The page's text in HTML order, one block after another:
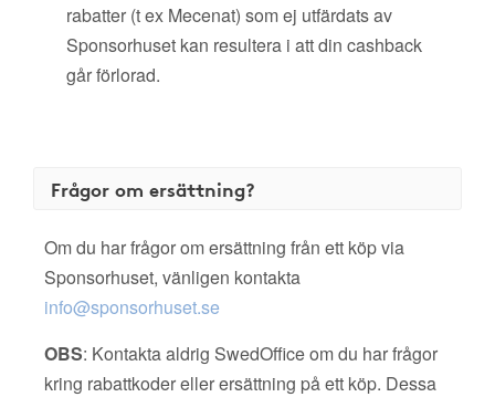
rabatter (t ex Mecenat) som ej utfärdats av
Sponsorhuset kan resultera i att din cashback
går förlorad.
Frågor om ersättning?
Om du har frågor om ersättning från ett köp via
Sponsorhuset, vänligen kontakta
info@sponsorhuset.se
OBS: Kontakta aldrig SwedOffice om du har frågor
kring rabattkoder eller ersättning på ett köp. Dessa